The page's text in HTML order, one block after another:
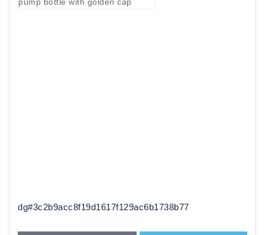
dg#3c2b9acc8f19d1617f129ac6b1738b77